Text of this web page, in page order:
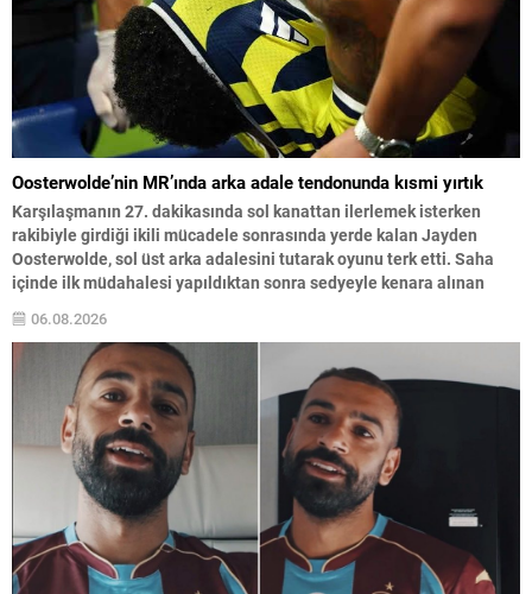
Oosterwolde’nin MR’ında arka adale tendonunda kısmi yırtık
Karşılaşmanın 27. dakikasında sol kanattan ilerlemek isterken
rakibiyle girdiği ikili mücadele sonrasında yerde kalan Jayden
Oosterwolde, sol üst arka adalesini tutarak oyunu terk etti. Saha
içinde ilk müdahalesi yapıldıktan sonra sedyeyle kenara alınan
yapılan sağlık kontrolleri ve görüntülemeler neticesinde
Fenerbahçe tarafından...
06.08.2026